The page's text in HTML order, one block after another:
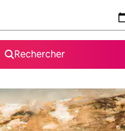
Rechercher